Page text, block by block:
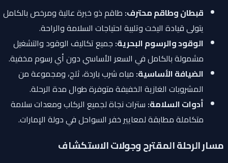
قبطان وطاقم محترف:طاقم ذو خبرة عالية ومرخص بالكامل
يتولى قيادة اليخت وتلبية احتياجات السلامة والراحة.
الوقود والرسوم البحرية:جميع تكاليف الوقود والتشغيل
مشمولة بالكامل في السعر الأساسي دون أي رسوم مخفية.
الضيافة الأساسية:مياه شرب باردة، ثلج، ومجموعة من
المشروبات الغازية الخفيفة متوفرة طوال مدة الرحلة.
أدوات السلامة:سترات نجاة لجميع الركاب ومعدات سلامة
متكاملة مطابقة لمعايير خفر السواحل في دولة الإمارات.
مسار الرحلة المقترح وجولات الاستكشاف